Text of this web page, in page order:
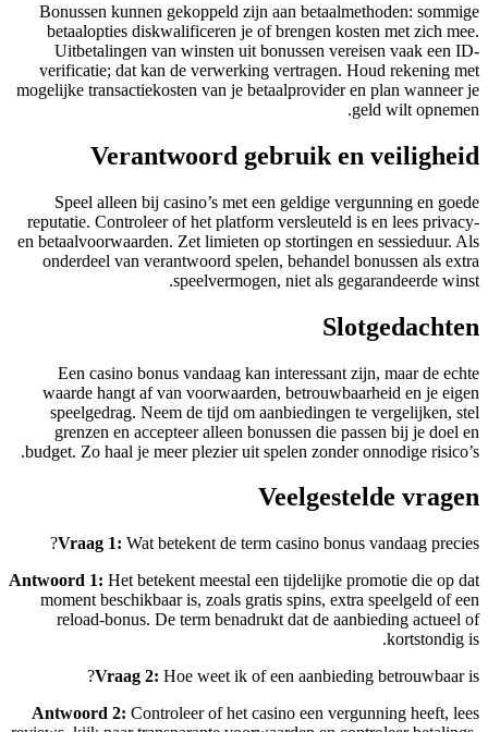
Bonussen kunnen gekoppeld zijn aan betaalmethoden: sommige
betaalopties diskwalificeren je of brengen kosten met zich mee.
Uitbetalingen van winsten uit bonussen vereisen vaak een ID-
verificatie; dat kan de verwerking vertragen. Houd rekening met
mogelijke transactiekosten van je betaalprovider en plan wanneer je
geld wilt opnemen.
Verantwoord gebruik en veiligheid
Speel alleen bij casino’s met een geldige vergunning en goede
reputatie. Controleer of het platform versleuteld is en lees privacy-
en betaalvoorwaarden. Zet limieten op stortingen en sessieduur. Als
onderdeel van verantwoord spelen, behandel bonussen als extra
speelvermogen, niet als gegarandeerde winst.
Slotgedachten
Een casino bonus vandaag kan interessant zijn, maar de echte
waarde hangt af van voorwaarden, betrouwbaarheid en je eigen
speelgedrag. Neem de tijd om aanbiedingen te vergelijken, stel
grenzen en accepteer alleen bonussen die passen bij je doel en
budget. Zo haal je meer plezier uit spelen zonder onnodige risico’s.
Veelgestelde vragen
Vraag 1: Wat betekent de term casino bonus vandaag precies?
Antwoord 1: Het betekent meestal een tijdelijke promotie die op dat
moment beschikbaar is, zoals gratis spins, extra speelgeld of een
reload-bonus. De term benadrukt dat de aanbieding actueel of
kortstondig is.
Vraag 2: Hoe weet ik of een aanbieding betrouwbaar is?
Antwoord 2: Controleer of het casino een vergunning heeft, lees